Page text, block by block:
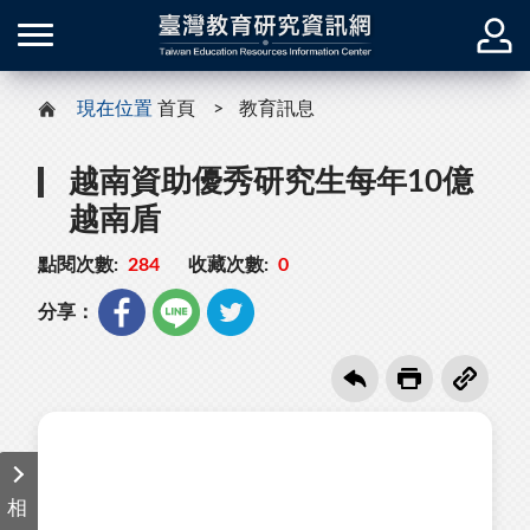
現在位置 首頁 教育訊息
越南資助優秀研究生每年10億
越南盾
點閱次數: 284 收藏次數: 0
分享：
相